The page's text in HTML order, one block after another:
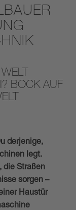
V
AUF E
S
derjenige,
legt.
die Straßen
sorgen –
Haustür